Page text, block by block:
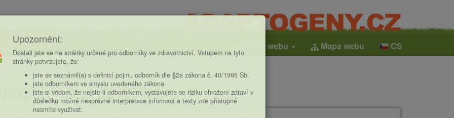
Obsah webu Mapa webu CS
Odpovědi na dotazy
bolest čelisti
Upozornění:
Dostali jste se na stránky určené pro odborníky ve zdravotnictví. Vstupem na tyto
stránky potvrzujete, že:
jste se seznámil(a) s definicí pojmu odborník dle §2a zákona č. 40/1995 Sb.
jste odborníkem ve smyslu uvedeného zákona
jste si vědom, že nejste-li odborníkem, vystavujete se riziku ohrožení zdraví v
důsledku možné nesprávné interpretace informací a texty zde přístupné
nesmíte využívat.